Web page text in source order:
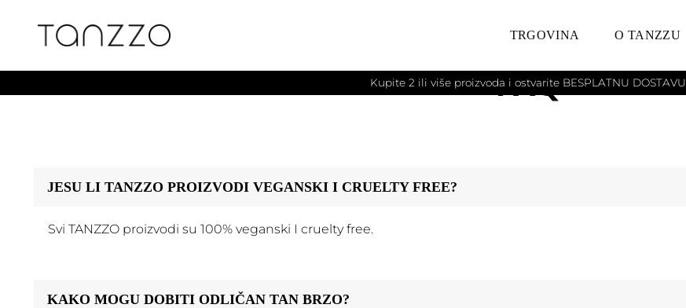
content
TRGOVINA O TANZZU
Kupite 2 ili više proizvoda i ostvarite BESPLATNU DOSTAVU
FAQ
JESU LI TANZZO PROIZVODI VEGANSKI I CRUELTY FREE?
Svi TANZZO proizvodi su 100% veganski I cruelty free.
KAKO MOGU DOBITI ODLIČAN TAN BRZO?